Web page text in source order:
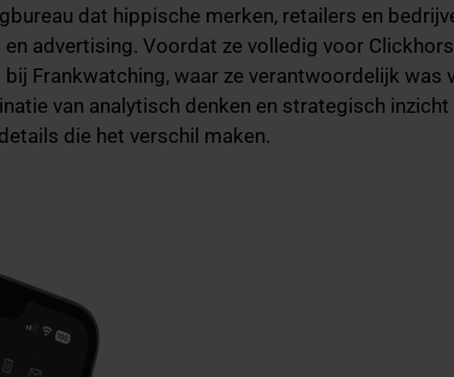
dat hippische merken, retailers en
en advertising. Voordat ze volledig voor
Frankwatching, waar ze verantwoordelijk was
van analytisch denken en strategisch
die het verschil maken.